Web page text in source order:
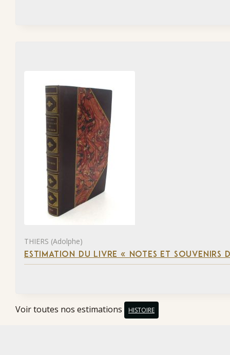
THIERS (Adolphe)
ESTIMATION DU LIVRE « NOTES ET SOUVENIRS
Voir toutes nos estimations HISTOIRE